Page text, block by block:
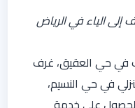
إلى الياء في الرياض
في حي العقيق، غرف
في حي النسيم،